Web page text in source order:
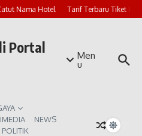
Nama Hotel Tarif Terbaru Tiket
Portal
Men
u
NEWS
POLITIK